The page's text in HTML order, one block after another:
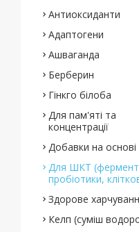
Антиоксиданти
Адаптогени
Ашваганда
Берберин
Гінкго білоба
Для пам'яті та
концентрації
Добавки на основі
Для ШКТ
пробіотики,
Здорове
Келп (суміш